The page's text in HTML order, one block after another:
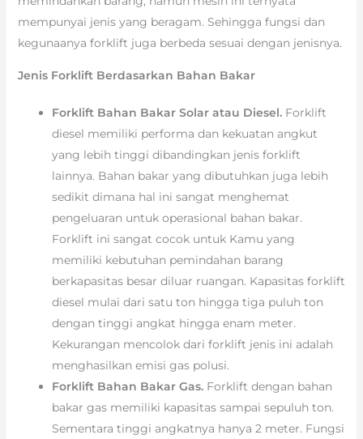
mempunyai jenis yang beragam. Sehingga fungsi dan
kegunaanya forklift juga berbeda sesuai dengan jenisnya.
Jenis Forklift Berdasarkan Bahan Bakar
Forklift Bahan Bakar Solar atau Diesel. Forklift
diesel memiliki performa dan kekuatan angkut
yang lebih tinggi dibandingkan jenis forklift
lainnya. Bahan bakar yang dibutuhkan juga lebih
sedikit dimana hal ini sangat menghemat
pengeluaran untuk operasional bahan bakar.
Forklift ini sangat cocok untuk Kamu yang
memiliki kebutuhan pemindahan barang
berkapasitas besar diluar ruangan. Kapasitas forklift
diesel mulai dari satu ton hingga tiga puluh ton
dengan tinggi angkat hingga enam meter.
Kekurangan mencolok dari forklift jenis ini adalah
menghasilkan emisi gas polusi.
Forklift Bahan Bakar Gas. Forklift dengan bahan
bakar gas memiliki kapasitas sampai sepuluh ton.
Sementara tinggi angkatnya hanya 2 meter. Fungsi